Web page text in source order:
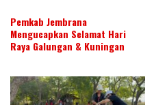
Pemkab Jembrana
Mengucapkan Selamat Hari
Raya Galungan & Kuningan